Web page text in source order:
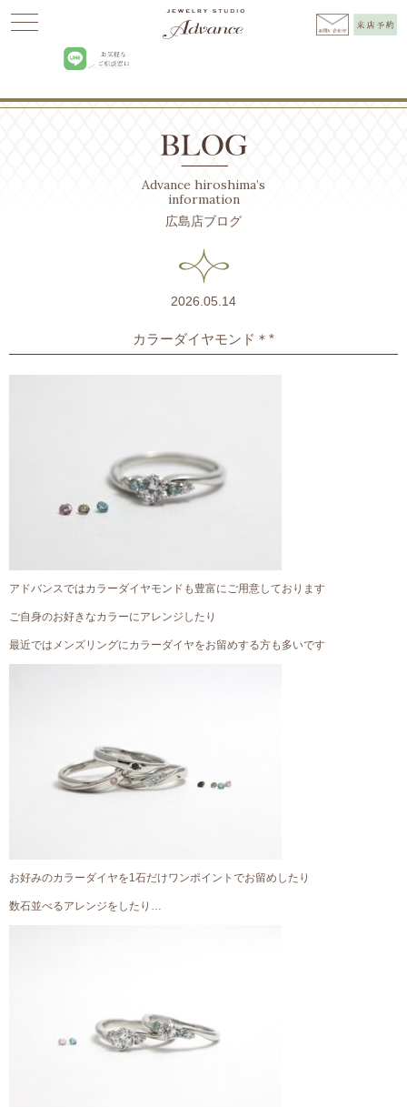
お知らせ>カラーダイヤモンド＊*
Advance hiroshima’s
information
広島店ブログ
2026.05.14
カラーダイヤモンド＊*
アドバンスではカラーダイヤモンドも豊富にご用意しております
ご自身のお好きなカラーにアレンジしたり
最近ではメンズリングにカラーダイヤをお留めする方も多いです
お好みのカラーダイヤを1石だけワンポイントでお留めしたり
数石並べるアレンジをしたり…